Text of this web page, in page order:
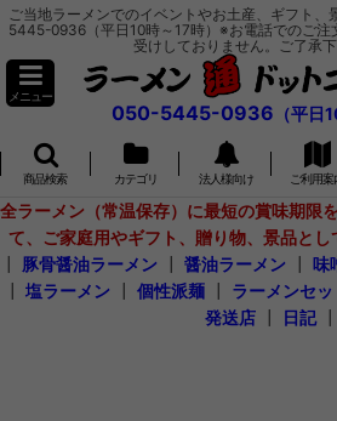
ご当地ラーメンでのイベントやお土産、ギフト
5445-0936（平日10時～17時）※お電話でのご注
受けしておりません。ご了承下
メニュー
050-5445-0936 （平日
商品検索 カテゴリ 法人様向け ご利用案
全ラーメン（常温保存）に最短の賞味期限
て、ご家庭用やギフト、贈り物、景品とし
豚骨醤油ラーメン 醤油ラーメン 味
塩ラーメン 個性派麺 ラーメンセッ
発送店
日記┃